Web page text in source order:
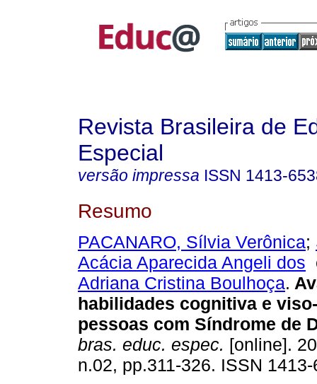
Revista Brasileira de
Especial
versão impressa ISSN 1413-
Resumo
PACANARO, Sílvia Verônica;
Acácia Aparecida Angeli dos
Adriana Cristina Boulhoça.
habilidades cognitiva e
pessoas com Síndrome de
bras. educ. espec. [online].
n.02, pp.311-326. ISSN